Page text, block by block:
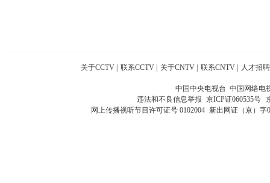
关于CCTV 联系CCTV 关于CNTV 联系CNTV 人才招聘
中国中央电视台 中国网络电
违法和不良信息举报 京ICP证060535号
网上传播视听节目许可证号 0102004 新出网证（京）